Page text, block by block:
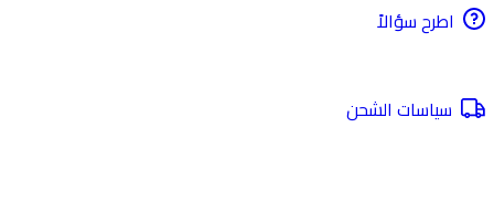
اطرح سؤالاً
سياسات الشحن